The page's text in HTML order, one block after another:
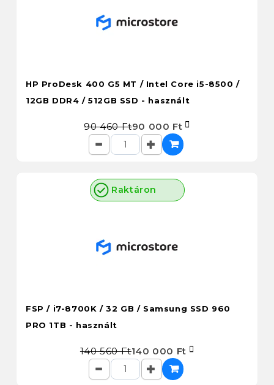
HP ProDesk 400 G5 MT / Intel Core i5-8500 /
12GB DDR4 / 512GB SSD - használt
90 460 Ft90 000 Ft
Raktáron
FSP / i7-8700K / 32 GB / Samsung SSD 960
PRO 1TB - használt
140 560 Ft140 000 Ft